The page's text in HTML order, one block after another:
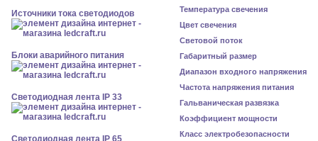
Источники тока светодиодов
Блоки аварийного питания
Светодиодная лента IP 33
Светодиодная лента IP 65
Температура свечения
Цвет свечения
Световой поток
Габаритный размер
Диапазон входного напряжения
Частота напряжения питания
Гальваническая развязка
Коэффициент мощности
Класс электробезопасности